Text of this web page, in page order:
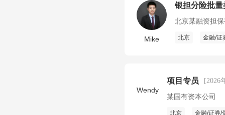
Mike
银担分险批
北京某融资担
北京 金融/证
Wendy
项目专员 [2026
某国有资本公司
北京 金融/证券/